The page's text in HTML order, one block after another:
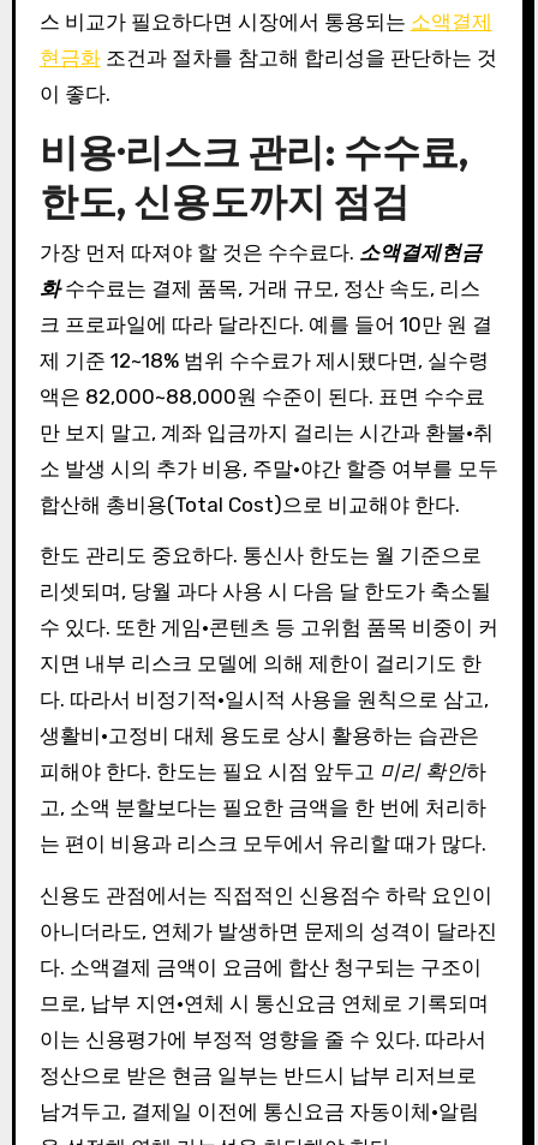
스 비교가 필요하다면 시장에서 통용되는 소액결제
현금화조건과 절차를 참고해 합리성을 판단하는 것
이 좋다.
비용·리스크 관리: 수수료,
한도, 신용도까지 점검
가장 먼저 따져야 할 것은 수수료다. 소액결제현금
화수수료는 결제 품목, 거래 규모, 정산 속도, 리스
크 프로파일에 따라 달라진다. 예를 들어 10만 원 결
제 기준 12~18% 범위 수수료가 제시됐다면, 실수령
액은 82,000~88,000원 수준이 된다. 표면 수수료
만 보지 말고, 계좌 입금까지 걸리는 시간과 환불·취
소 발생 시의 추가 비용, 주말·야간 할증 여부를 모두
합산해 총비용(Total Cost)으로 비교해야 한다.
한도 관리도 중요하다. 통신사 한도는 월 기준으로
리셋되며, 당월 과다 사용 시 다음 달 한도가 축소될
수 있다. 또한 게임·콘텐츠 등 고위험 품목 비중이 커
지면 내부 리스크 모델에 의해 제한이 걸리기도 한
다. 따라서 비정기적·일시적 사용을 원칙으로 삼고,
생활비·고정비 대체 용도로 상시 활용하는 습관은
피해야 한다. 한도는 필요 시점 앞두고 미리 확인하
고, 소액 분할보다는 필요한 금액을 한 번에 처리하
는 편이 비용과 리스크 모두에서 유리할 때가 많다.
신용도 관점에서는 직접적인 신용점수 하락 요인이
아니더라도, 연체가 발생하면 문제의 성격이 달라진
다. 소액결제 금액이 요금에 합산 청구되는 구조이
므로, 납부 지연·연체 시 통신요금 연체로 기록되며
이는 신용평가에 부정적 영향을 줄 수 있다. 따라서
정산으로 받은 현금 일부는 반드시 납부 리저브로
남겨두고, 결제일 이전에 통신요금 자동이체·알림